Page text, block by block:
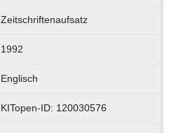
Zeitschriftenaufsatz
1992
Englisch
KITopen-ID: 120030576